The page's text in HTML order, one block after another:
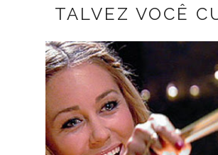
TALVEZ VOCÊ